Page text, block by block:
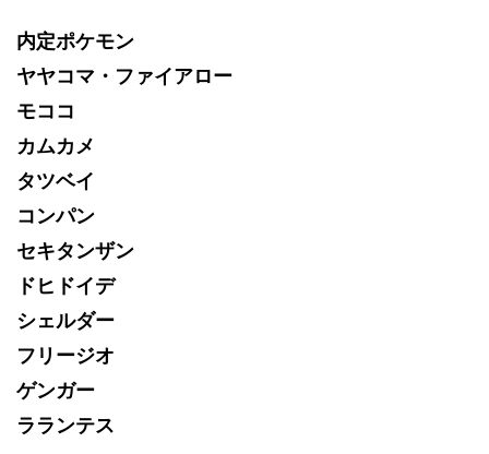
内定ポケモン
ヤヤコマ・ファイアロー
モココ
カムカメ
タツベイ
コンパン
セキタンザン
ドヒドイデ
シェルダー
フリージオ
ゲンガー
ラランテス